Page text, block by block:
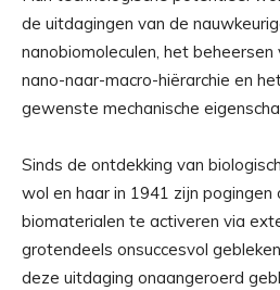
de uitdagingen van de
nanobiomoleculen, het beheersen
nano-naar-macro-hiërarchie en
gewenste mechanische
Sinds de ontdekking van
wol en haar in 1941 zijn
biomaterialen te activeren via
grotendeels onsuccesvol
deze uitdaging onaangeroerd